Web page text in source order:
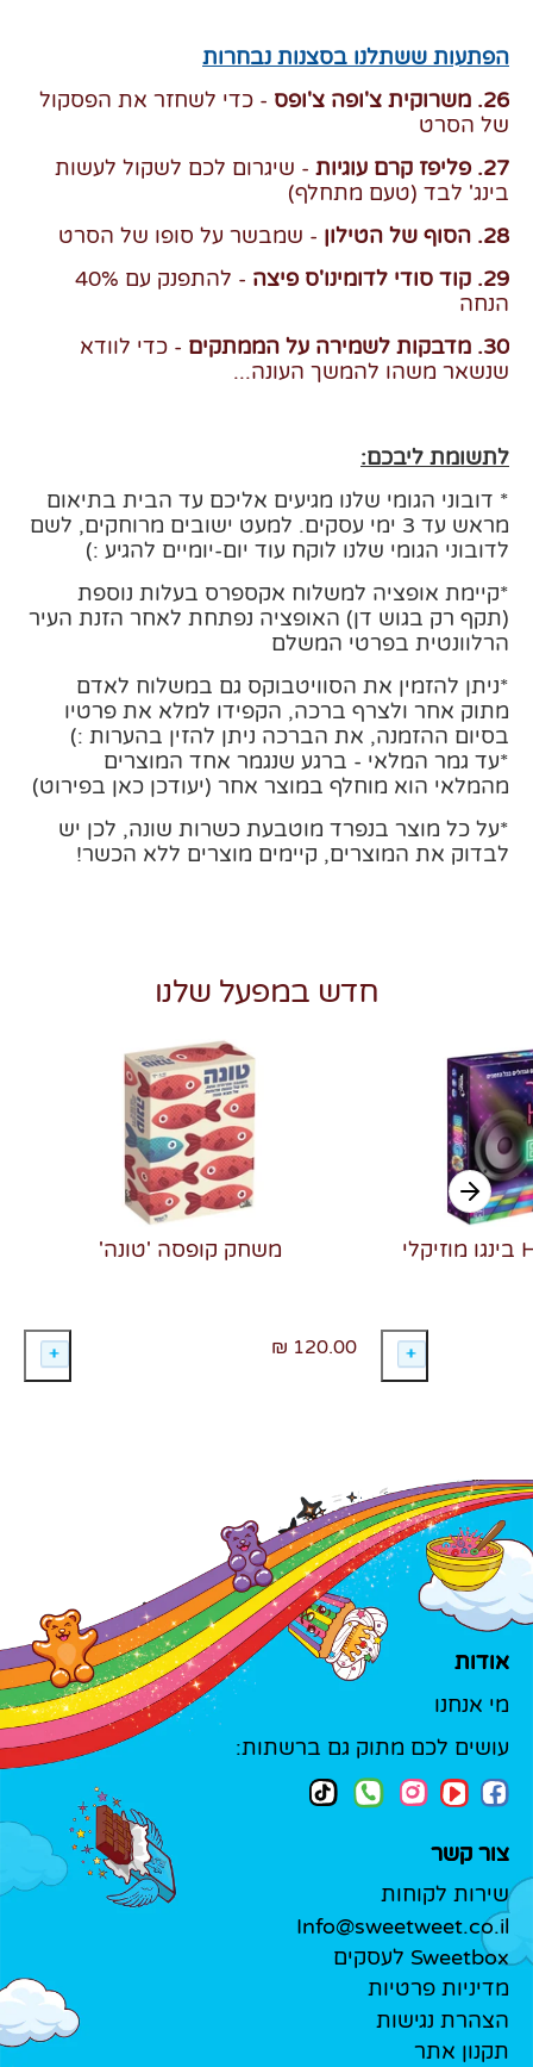
הפתעות ששתלנו בסצנות נבחרות
26. משרוקית צ'ופה צ'ופס
- כדי לשחזר את הפסקול
של הסרט
27. פליפז קרם עוגיות
- שיגרום לכם לשקול לעשות
בינג' לבד (טעם מתחלף)
28. הסוף של הטילון
- שמבשר על סופו של הסרט
29. קוד סודי לדומינו'ס פיצה
- להתפנק עם 40%
הנחה
30. מדבקות לשמירה על הממתקים
- כדי לוודא
שנשאר משהו להמשך העונה...
לתשומת ליבכם:
* דובוני הגומי שלנו מגיעים אליכם עד הבית בתיאום
מראש עד 3 ימי עסקים. למעט ישובים מרוחקים, לשם
לדובוני הגומי שלנו לוקח עוד יום-יומיים להגיע :)
*קיימת אופציה למשלוח אקספרס בעלות נוספת
(תקף רק בגוש דן) האופציה נפתחת לאחר הזנת העיר
הרלוונטית בפרטי המשלם
*ניתן להזמין את הסוויטבוקס גם במשלוח לאדם
מתוק אחר ולצרף ברכה, הקפידו למלא את פרטיו
בסיום ההזמנה, את הברכה ניתן להזין בהערות :)
*עד גמר המלאי - ברגע שנגמר אחד המוצרים
מהמלאי הוא מוחלף במוצר אחר (יעודכן כאן בפירוט)
*על כל מוצר בנפרד מוטבעת כשרות שונה, לכן יש
לבדוק את המוצרים, קיימים מוצרים ללא הכשר!
חדש במפעל שלנו
משחק קופסה 'טונה'
120.00 ₪
אודות
מי אנחנו
עושים לכם מתוק גם ברשתות:
צור קשר
שירות לקוחות
Info@sweetweet.co.il
Sweetbox לעסקים
מדיניות פרטיות
הצהרת נגישות
תקנון אתר